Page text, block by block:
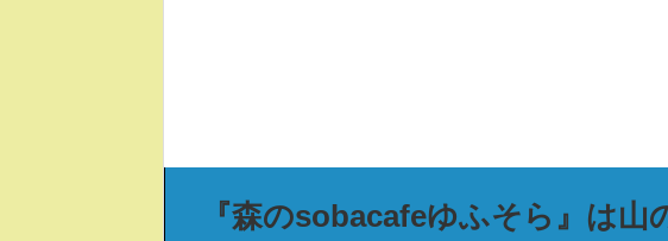
『森のsobacafeゆふそら』は山